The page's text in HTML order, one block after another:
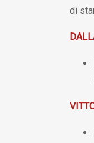
di